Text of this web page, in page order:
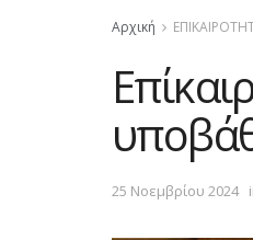
Αρχική
25 Νοεμβρίου 2024